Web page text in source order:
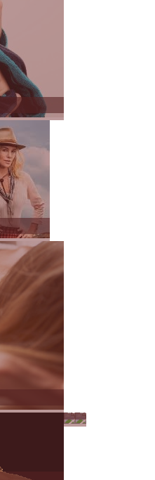
nagyvilág